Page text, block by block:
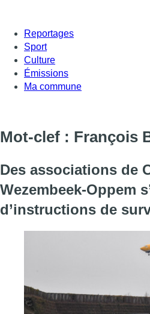
Reportages
Sport
Culture
Émissions
Ma commune
Mot-clef : François
Des associations de
Wezembeek-Oppem
d’instructions de